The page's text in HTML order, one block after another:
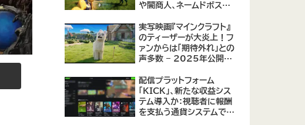
や闇商人、ネームドボスの
実写映画『マインクラフト』
のティーザーが大炎上！フ
ァンからは「期待外れ」との
声多数 – 2025年公開予
配信プラットフォーム
「KICK」、新たな収益シス
テム導入か：視聴者に報酬
を支払う通貨システムで